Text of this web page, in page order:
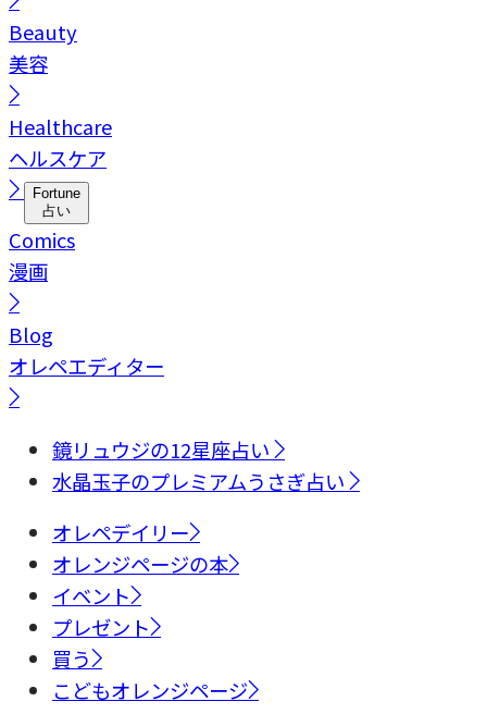
Beauty
美容
Healthcare
ヘルスケア
Fortune
占い
Comics
漫画
Blog
オレペエディター
鏡リュウジの12星座占い
水晶玉子のプレミアムうさぎ占い
オレペデイリー
オレンジページの本
イベント
プレゼント
買う
こどもオレンジページ